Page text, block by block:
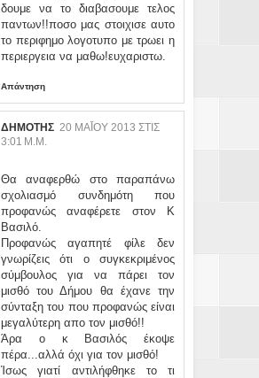
δουμε να το διαβασουμε τελος
παντων!!ποσο μας στοιχισε αυτο
το περιφημο λογοτυπο με τρωει η
περιεργεια να μαθω!ευχαριστω.
Απάντηση
ΔΗΜΟΤΗΣ 20 ΜΑΪ́ΟΥ 2013 ΣΤΙΣ 3:
01 Μ.Μ.
Θα αναφερθώ στο παραπάνω
σχολιασμό συνδημότη που
προφανώς αναφέρετε στον Κ
Βασιλό.
Προφανώς αγαπητέ φίλε δεν
γνωρίζεις ότι ο συγκεκριμένος
σύμβουλος για να πάρει τον
μισθό του Δήμου θα έχανε την
σύνταξη του που προφανώς είναι
μεγαλύτερη απο τον μισθό!!
Άρα ο κ Βασιλός έκοψε
πέρα...αλλά όχι για τον μισθό!
Ίσως γιατί αντιλήφθηκε το τι